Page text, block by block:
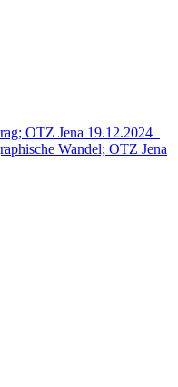
OTZ Jena 19.12.2024
Wandel; OTZ Jena